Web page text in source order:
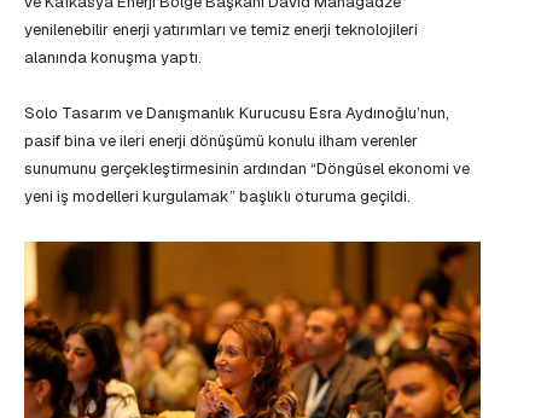
yenilenebilir enerji yatırımları ve temiz enerji teknolojileri
alanında konuşma yaptı.
Solo Tasarım ve Danışmanlık Kurucusu Esra Aydınoğlu’nun,
pasif bina ve ileri enerji dönüşümü konulu ilham verenler
sunumunu gerçekleştirmesinin ardından “Döngüsel ekonomi ve
yeni iş modelleri kurgulamak” başlıklı oturuma geçildi.